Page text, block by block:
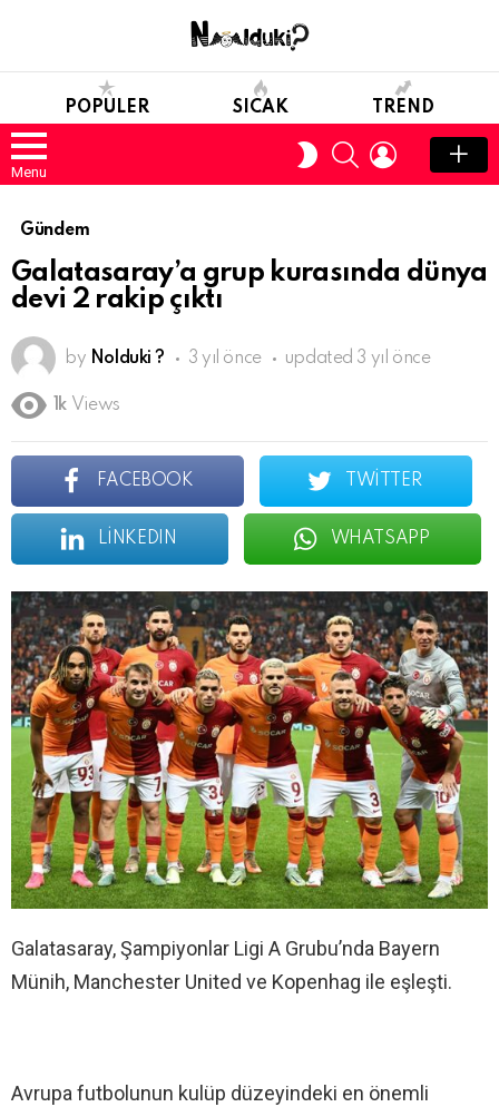
POPULER SICAK TREND
Menu
SWITCH
SKIN
SEARCHLOGIN
Gündem
Galatasaray’a grup kurasında dünya
devi 2 rakip çıktı
by Nolduki ? 3 yıl önce updated 3 yıl önce
1k Views
FACEBOOK TWITTER
LINKEDIN WHATSAPP
Galatasaray, Şampiyonlar Ligi A Grubu’nda Bayern
Münih, Manchester United ve Kopenhag ile eşleşti.
Avrupa futbolunun kulüp düzeyindeki en önemli